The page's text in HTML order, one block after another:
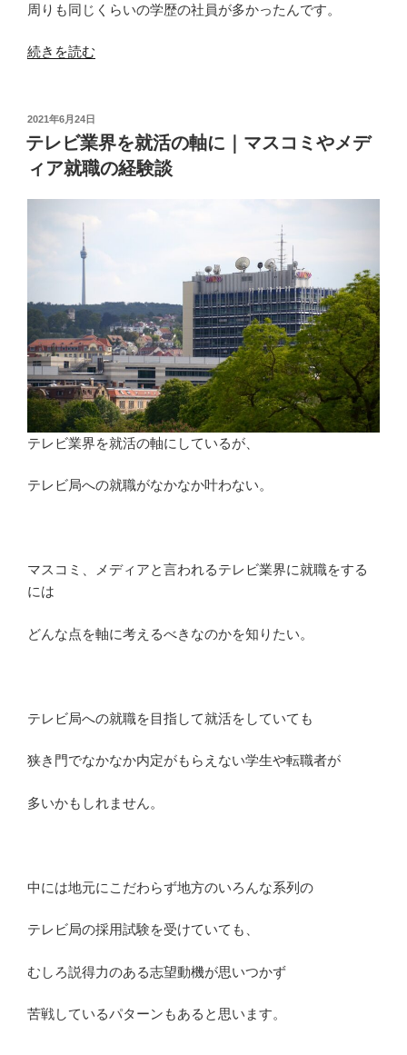
周りも同じくらいの学歴の社員が多かったんです。
“テ
局
の
歴
フ
は？
地
方
社
員
の
出
大
ス
タ
フ
の
続きを読む
投
稿
日:
2021年6月24日
テレビ業界を就活の軸に｜マスコミやメデ
ィア就職の経験談
テレビ業界を就活の軸にしているが、
テレビ局への就職がなかなか叶わない。
マスコミ、メディアと言われるテレビ業界に就職をする
には
どんな点を軸に考えるべきなのかを知りたい。
テレビ局への就職を目指して就活をしていても
狭き門でなかなか内定がもらえない学生や転職者が
多いかもしれません。
中には地元にこだわらず地方のいろんな系列の
テレビ局の採用試験を受けていても、
むしろ説得力のある志望動機が思いつかず
苦戦しているパターンもあると思います。